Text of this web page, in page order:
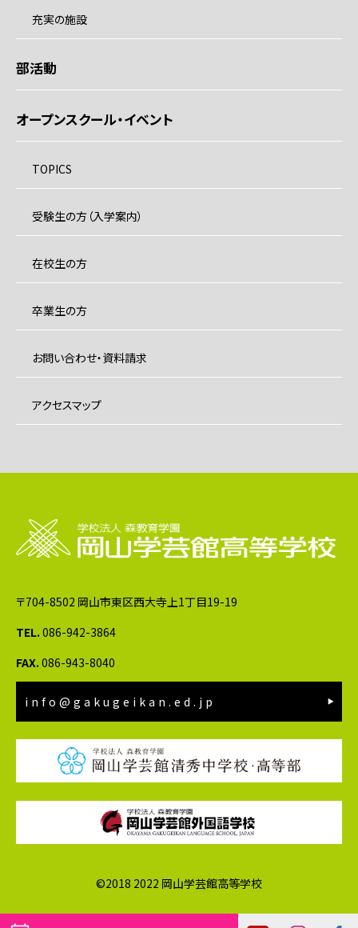
充実の施設
部活動
オープンスクール・イベント
TOPICS
受験生の方（入学案内）
在校生の方
卒業生の方
お問い合わせ・資料請求
アクセスマップ
〒704-8502 岡山市東区西大寺上1丁目19-19
TEL. 086-942-3864
FAX. 086-943-8040
info@gakugeikan.ed.jp
©2018 2022 岡山学芸館高等学校